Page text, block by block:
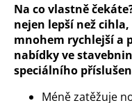
Na co vlastně
nejen lepší než
mnohem rychlejší a
nabídky ve
speciálního
Méně zatěžuje
D
o